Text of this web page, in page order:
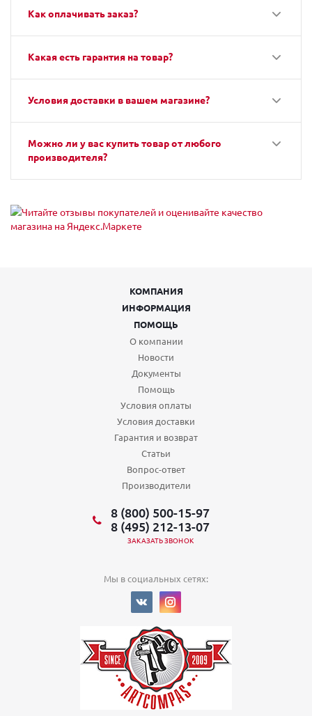
Как оплачивать заказ?
Какая есть гарантия на товар?
Условия доставки в вашем магазине?
Можно ли у вас купить товар от любого
производителя?
КОМПАНИЯ
ИНФОРМАЦИЯ
ПОМОЩЬ
О компании
Новости
Документы
Помощь
Условия оплаты
Условия доставки
Гарантия и возврат
Статьи
Вопрос-ответ
Производители
8 (800) 500-15-97
8 (495) 212-13-07
ЗАКАЗАТЬ ЗВОНОК
Мы в социальных сетях: